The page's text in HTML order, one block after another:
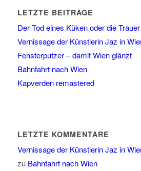
LETZTE BEITRÄGE
Der Tod eines Küken oder die
Vernissage der Künstlerin Jaz in
Fensterputzer – damit Wien glänzt
Bahnfahrt nach Wien
Kapverden remastered
LETZTE KOMMENTARE
Vernissage der Künstlerin Jaz in
zu Bahnfahrt nach Wien